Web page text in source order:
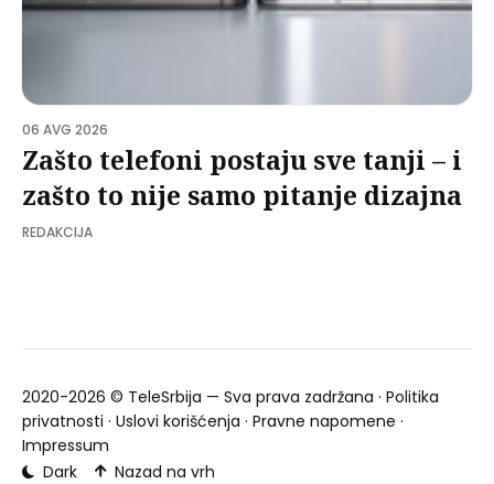
06 AVG 2026
Zašto telefoni postaju sve tanji – i
zašto to nije samo pitanje dizajna
REDAKCIJA
2020-2026 © TeleSrbija — Sva prava zadržana · Politika
privatnosti · Uslovi korišćenja · Pravne napomene ·
Impressum
Dark
Nazad na vrh